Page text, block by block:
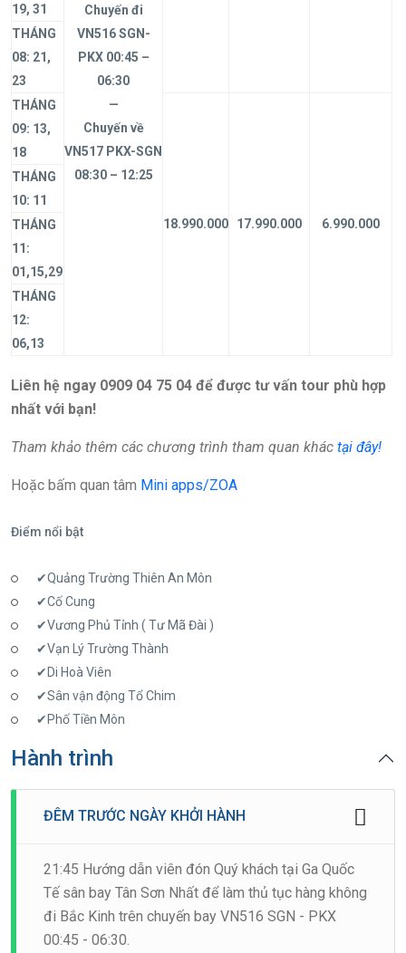
Chuyến đi
VN516 SGN-
PKX 00:45 –
06:30
—
Chuyến về
VN517 PKX-SGN
08:30 – 12:25
19, 31
THÁNG
08: 21,
23
THÁNG
09: 13,
18
18.990.000 17.990.000 6.990.000
THÁNG
10: 11
THÁNG
11:
01,15,29
THÁNG
12:
06,13
Liên hệ ngay 0909 04 75 04 để được tư vấn tour phù hợp
nhất với bạn!
Tham khảo thêm các chương trình tham quan khác tại đây!
Hoặc bấm quan tâm Mini apps/ZOA
Điểm nổi bật
✔Quảng Trường Thiên An Môn
✔Cố Cung
✔Vương Phủ Tỉnh ( Tư Mã Đài )
✔Vạn Lý Trường Thành
✔Di Hoà Viên
✔Sân vận động Tổ Chim
✔Phố Tiền Môn
Hành trình
ĐÊM TRƯỚC NGÀY KHỞI HÀNH
21:45 Hướng dẫn viên đón Quý khách tại Ga Quốc
Tế sân bay Tân Sơn Nhất để làm thủ tục hàng không
đi Bắc Kinh trên chuyến bay VN516 SGN - PKX
00:45 - 06:30.